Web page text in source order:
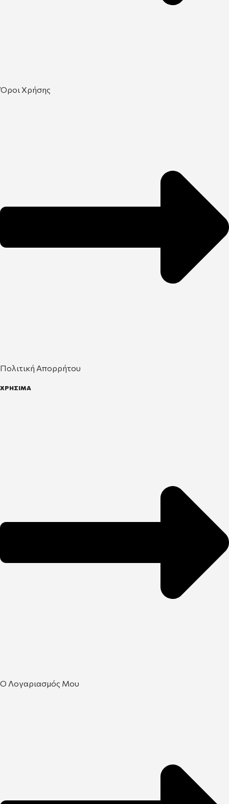
Όροι Χρήσης
Πολιτική Απορρήτου
ΧΡΗΣΙΜΑ
Ο Λογαριασμός Μου